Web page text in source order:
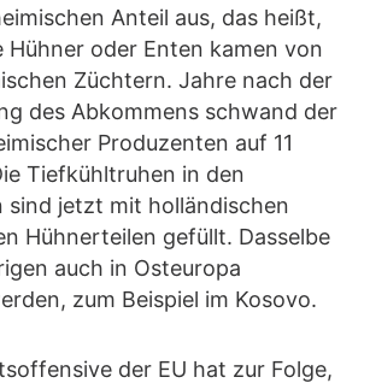
Anteil aus, das heißt,
Hühner oder Enten kamen von
Züchtern. Jahre nach der
des Abkommens schwand der
Produzenten auf 11
Tiefkühltruhen in den
sind jetzt mit holländischen
Hühnerteilen gefüllt. Dasselbe
auch in Osteuropa
zum Beispiel im Kosovo.
der EU hat zur Folge,